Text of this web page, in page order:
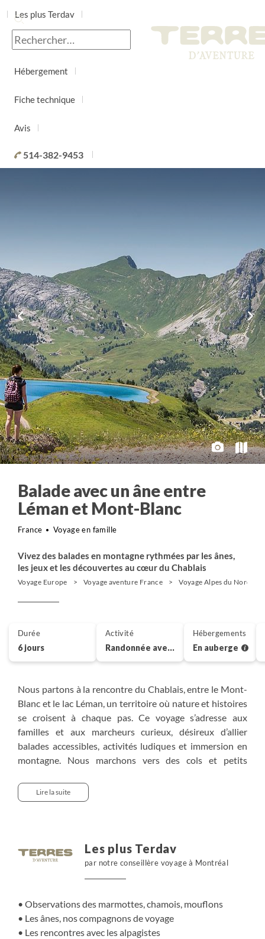
Les plus Terdav
Jour par jour
Hébergement
Fiche technique
Avis
514-382-9453
Balade avec un âne entre
Léman et Mont-Blanc
France Voyage en famille
Vivez des balades en montagne rythmées par les ânes,
les jeux et les découvertes au cœur du Chablais
Voyage Europe Voyage aventure France Voyage Alpes du Nord
Nous partons à la rencontre du Chablais, entre le Mont-
Blanc et le lac Léman, un territoire où nature et histoires
se croisent à chaque pas. Ce voyage s’adresse aux
familles et aux marcheurs curieux, désireux d’allier
balades accessibles, activités ludiques et immersion en
montagne. Nous marchons vers des cols et petits
ou explorons un moulin à eau. Les ânes nous
accompagnent fidèlement, portant nos pique-niques et
nature vivante et contrastée.
Lire la suite
Les plus Terdav
par notre conseillère voyage à Montréal
Observations des marmottes, chamois, mouflons
Les ânes, nos compagnons de voyage
Les rencontres avec les alpagistes
Durée
6 jours
Activité
Randonnée avec âne
Hébergements
En auberge